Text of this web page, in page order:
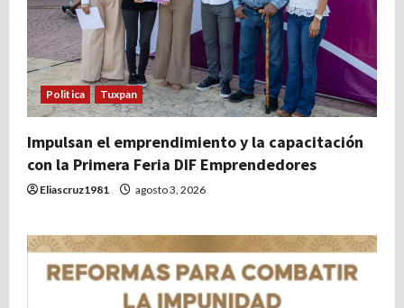
Politica Tuxpan
Impulsan el emprendimiento y la capacitación
con la Primera Feria DIF Emprendedores
Eliascruz1981 agosto 3, 2026